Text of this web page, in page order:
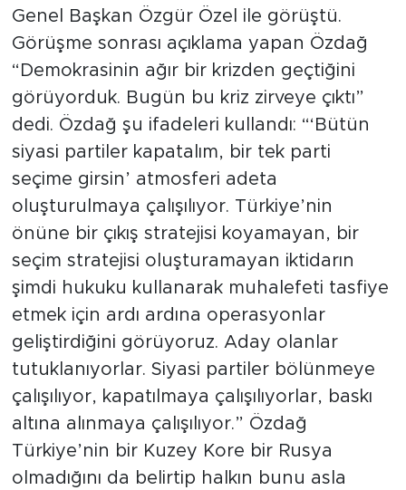
Genel Başkan Özgür Özel ile görüştü.
Görüşme sonrası açıklama yapan Özdağ
“Demokrasinin ağır bir krizden geçtiğini
görüyorduk. Bugün bu kriz zirveye çıktı”
dedi. Özdağ şu ifadeleri kullandı: “‘Bütün
siyasi partiler kapatalım, bir tek parti
seçime girsin’ atmosferi adeta
oluşturulmaya çalışılıyor. Türkiye’nin
önüne bir çıkış stratejisi koyamayan, bir
seçim stratejisi oluşturamayan iktidarın
şimdi hukuku kullanarak muhalefeti tasfiye
etmek için ardı ardına operasyonlar
geliştirdiğini görüyoruz. Aday olanlar
tutuklanıyorlar. Siyasi partiler bölünmeye
çalışılıyor, kapatılmaya çalışılıyorlar, baskı
altına alınmaya çalışılıyor.” Özdağ
Türkiye’nin bir Kuzey Kore bir Rusya
olmadığını da belirtip halkın bunu asla